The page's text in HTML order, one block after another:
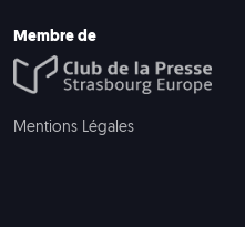
Membre de
Mentions Légales